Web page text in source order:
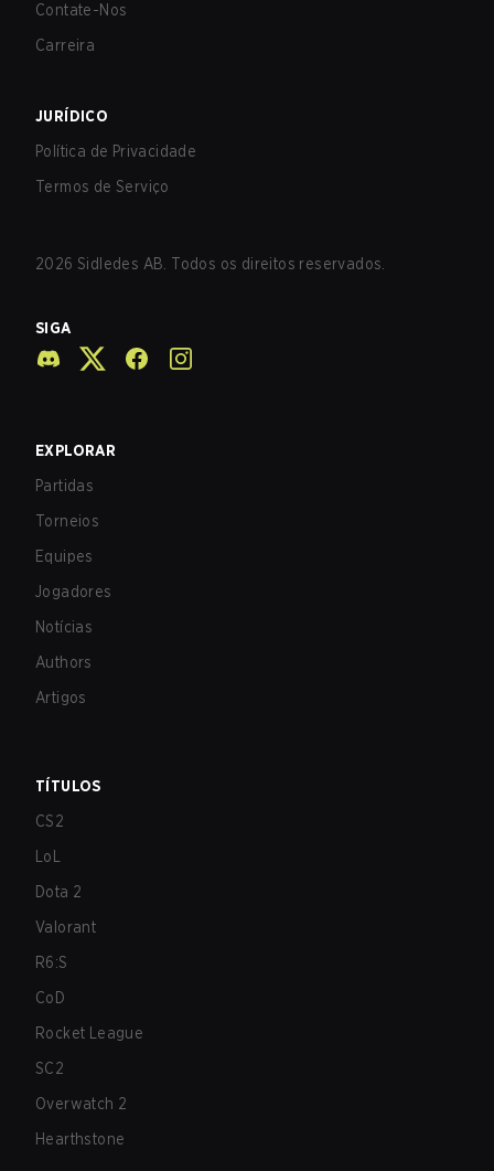
Contate-Nos
Carreira
JURÍDICO
Política de Privacidade
Termos de Serviço
2026 Sidledes AB. Todos os direitos reservados.
SIGA
EXPLORAR
Partidas
Torneios
Equipes
Jogadores
Notícias
Authors
Artigos
TÍTULOS
CS2
LoL
Dota 2
Valorant
R6:S
CoD
Rocket League
SC2
Overwatch 2
Hearthstone